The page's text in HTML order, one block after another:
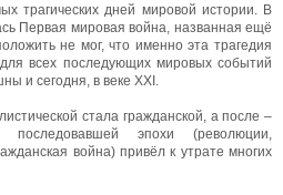
трагических дней мировой истории. В
Первая мировая война, названная ещё
не мог, что именно эта трагедия
всех последующих мировых событий
и сегодня, в веке XXI.
стала гражданской, а после –
эпохи (революции,
война) привёл к утрате многих